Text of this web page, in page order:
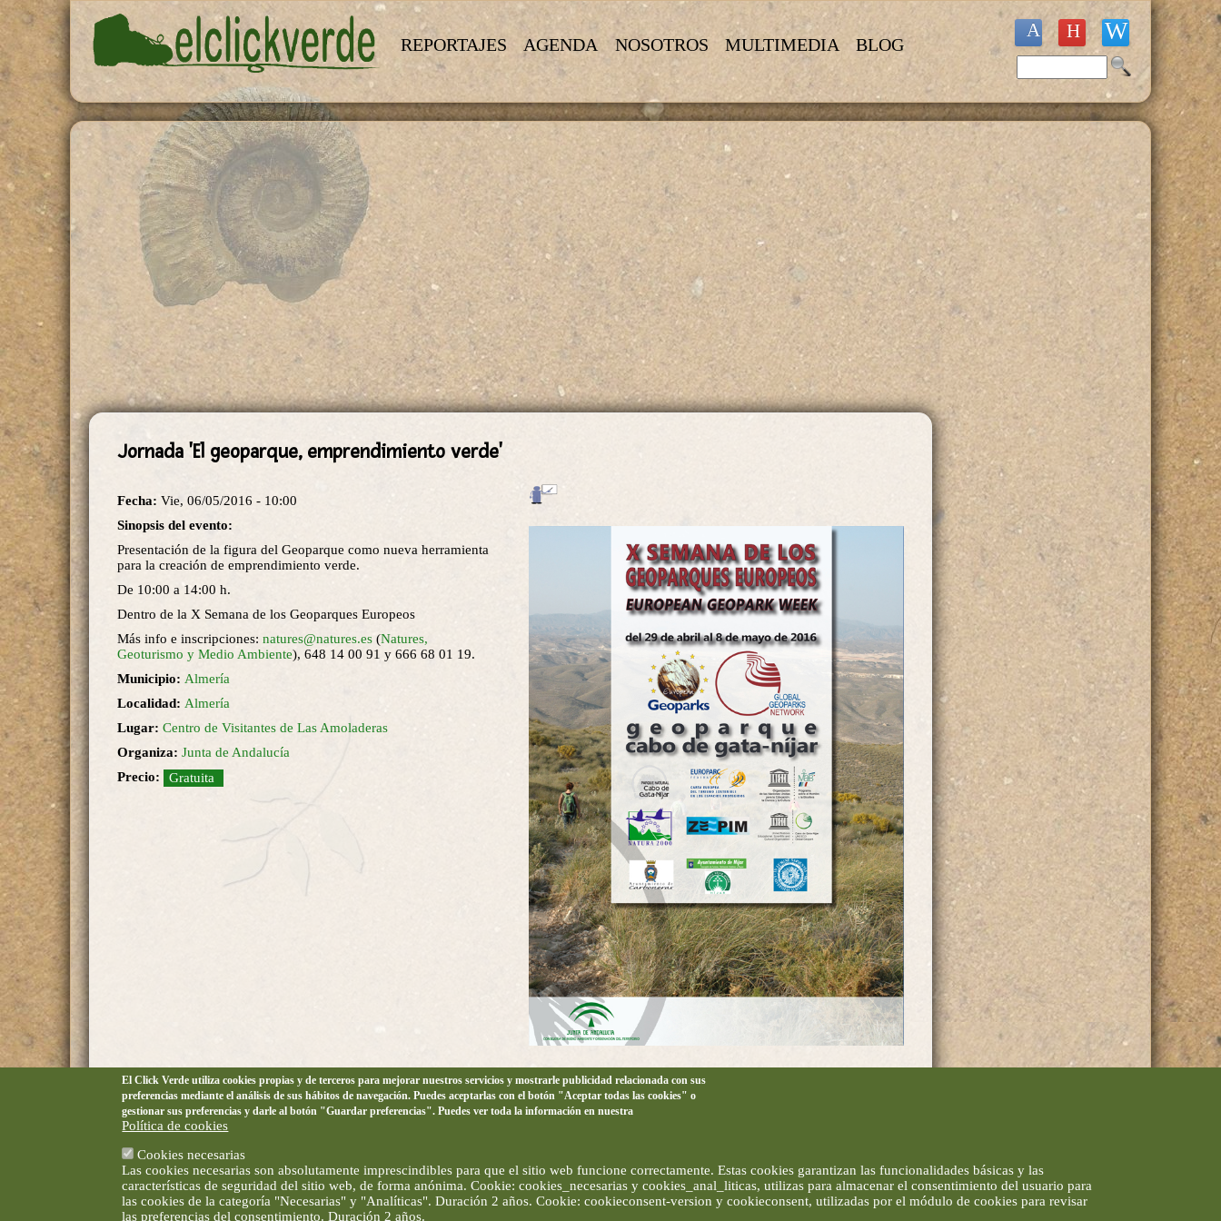
Pasar al contenido principal
REPORTAJES AGENDA NOSOTROS MULTIMEDIA BLOG
Formulario de búsqueda
Jornada 'El geoparque, emprendimiento verde'
Fecha: Vie, 06/05/2016 - 10:00
Sinopsis del evento:
Presentación de la figura del Geoparque como nueva herramienta
para la creación de emprendimiento verde.
De 10:00 a 14:00 h.
Dentro de la X Semana de los Geoparques Europeos
Más info e inscripciones: natures@natures.es (Natures,
Geoturismo y Medio Ambiente), 648 14 00 91 y 666 68 01 19.
Municipio: Almería
Localidad: Almería
Lugar: Centro de Visitantes de Las Amoladeras
Organiza: Junta de Andalucía
Precio:
Gratuita
El Click Verde utiliza cookies propias y de terceros para mejorar nuestros servicios y mostrarle publicidad relacionada con sus
preferencias mediante el análisis de sus hábitos de navegación. Puedes aceptarlas con el botón "Aceptar todas las cookies" o
gestionar sus preferencias y darle al botón "Guardar preferencias". Puedes ver toda la información en nuestra
Política de cookies
Cookies necesarias
Las cookies necesarias son absolutamente imprescindibles para que el sitio web funcione correctamente. Estas cookies garantizan las funcionalidades básicas y las
características de seguridad del sitio web, de forma anónima. Cookie: cookies_necesarias y cookies_anal_liticas, utilizas para almacenar el consentimiento del usuario para
las cookies de la categoría "Necesarias" y "Analíticas". Duración 2 años. Cookie: cookieconsent-version y cookieconsent, utilizadas por el módulo de cookies para revisar
las preferencias del consentimiento. Duración 2 años.